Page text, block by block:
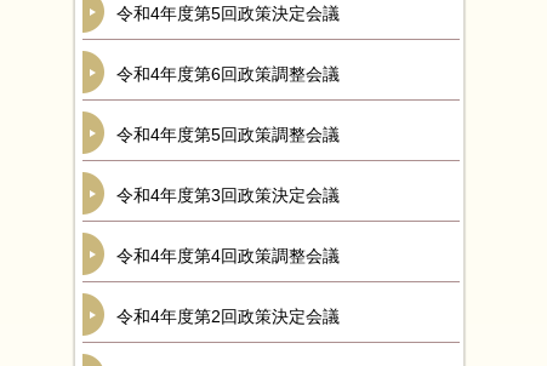
令和4年度第5回政策決定会議
令和4年度第6回政策調整会議
令和4年度第5回政策調整会議
令和4年度第3回政策決定会議
令和4年度第4回政策調整会議
令和4年度第2回政策決定会議